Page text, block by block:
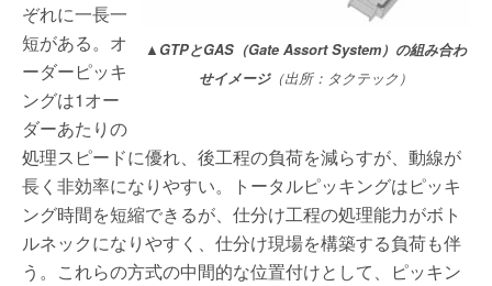
▲GTPとGAS（Gate Assort System）の組み合わ
せイメージ（出所：タクテック）
ぞれに一長一
短がある。オ
ーダーピッキ
ングは1オー
ダーあたりの
処理スピードに優れ、後工程の負荷を減らすが、動線が
長く非効率になりやすい。トータルピッキングはピッキ
ング時間を短縮できるが、仕分け工程の処理能力がボト
ルネックになりやすく、仕分け現場を構築する負荷も伴
う。これらの方式の中間的な位置付けとして、ピッキン